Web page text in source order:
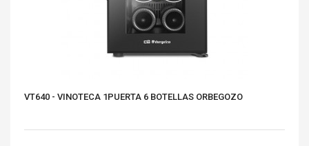
VT640 - VINOTECA 1PUERTA 6 BOTELLAS ORBEGOZO